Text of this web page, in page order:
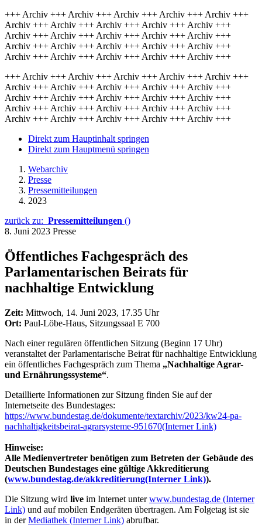
+++ Archiv +++ Archiv +++ Archiv +++ Archiv +++ Archiv +++
Archiv +++ Archiv +++ Archiv +++ Archiv +++ Archiv +++
Archiv +++ Archiv +++ Archiv +++ Archiv +++ Archiv +++
Archiv +++ Archiv +++ Archiv +++ Archiv +++ Archiv +++
Archiv +++ Archiv +++ Archiv +++ Archiv +++ Archiv +++
+++ Archiv +++ Archiv +++ Archiv +++ Archiv +++ Archiv +++
Archiv +++ Archiv +++ Archiv +++ Archiv +++ Archiv +++
Archiv +++ Archiv +++ Archiv +++ Archiv +++ Archiv +++
Archiv +++ Archiv +++ Archiv +++ Archiv +++ Archiv +++
Archiv +++ Archiv +++ Archiv +++ Archiv +++ Archiv +++
Direkt zum Hauptinhalt springen
Direkt zum Hauptmenü springen
Webarchiv
Presse
Pressemitteilungen
2023
zurück zu: Pressemitteilungen ()
8. Juni 2023 Presse
Öffentliches Fachgespräch des
Parlamentarischen Beirats für
nachhaltige Entwicklung
Zeit: Mittwoch, 14. Juni 2023, 17.35 Uhr
Ort: Paul-Löbe-Haus, Sitzungssaal E 700
Nach einer regulären öffentlichen Sitzung (Beginn 17 Uhr)
veranstaltet der Parlamentarische Beirat für nachhaltige Entwicklung
ein öffentliches Fachgespräch zum Thema „Nachhaltige Agrar-
und Ernährungssysteme“.
Detaillierte Informationen zur Sitzung finden Sie auf der
Internetseite des Bundestages:
https://www.bundestag.de/dokumente/textarchiv/2023/kw24-pa-
nachhaltigkeitsbeirat-agrarsysteme-951670(Interner Link)
Hinweise:
Alle Medienvertreter benötigen zum Betreten der Gebäude des
Deutschen Bundestages eine gültige Akkreditierung
(www.bundestag.de/akkreditierung(Interner Link)).
Die Sitzung wird live im Internet unterwww.bundestag.de (Interner
Link) und auf mobilen Endgeräten übertragen. Am Folgetag ist sie
in derMediathek (Interner Link) abrufbar.